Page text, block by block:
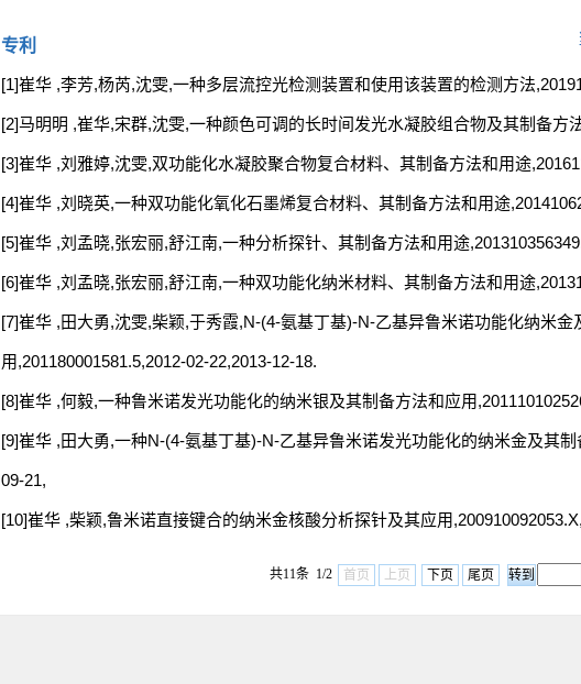
专利
[1]崔华 ,李芳,杨芮,沈雯,一种多层流控光检测装置和使用该装置的检测方法
[2]马明明 ,崔华,宋群,沈雯,一种颜色可调的长时间发光水凝胶组合物及其制备方
[3]崔华 ,刘雅婷,沈雯,双功能化水凝胶聚合物复合材料、其制备方法和用途
[4]崔华 ,刘晓英,一种双功能化氧化石墨烯复合材料、其制备方法和用途
[5]崔华 ,刘孟晓,张宏丽,舒江南,一种分析探针、其制备方法和用途
[6]崔华 ,刘孟晓,张宏丽,舒江南,一种双功能化纳米材料、其制备方法和用途
[7]崔华 ,田大勇,沈雯,柴颖,于秀霞,N-(4-氨基丁基)-N-乙基异鲁米诺功能化纳米金
用,201180001581.5,2012-02-22,2013-12-18.
[8]崔华 ,何毅,一种鲁米诺发光功能化的纳米银及其制备方法和应用
[9]崔华 ,田大勇,一种N-(4-氨基丁基)-N-乙基异鲁米诺发光功能化的纳米金及其
09-21,
[10]崔华 ,柴颖,鲁米诺直接键合的纳米金核酸分析探针及其应用
共11条 1/2 首页 上页 下页 尾页